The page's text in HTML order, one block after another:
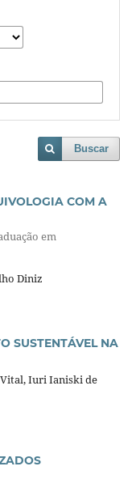
Buscar
COM A
em
Diniz
SUSTENTÁVEL NA
Iuri Ianiski de